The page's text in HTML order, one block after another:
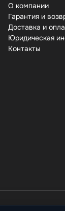
О компании
Гарантия и
Доставка и
Юридическая
Контакты